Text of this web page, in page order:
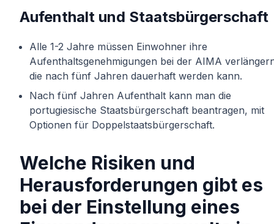
Aufenthalt und Staatsbürgerschaft
Alle 1-2 Jahre müssen Einwohner ihre
Aufenthaltsgenehmigungen bei der AIMA
die nach fünf Jahren dauerhaft werden kann.
Nach fünf Jahren Aufenthalt kann man die
portugiesische Staatsbürgerschaft beantragen, mit
Optionen für Doppelstaatsbürgerschaft.
Welche Risiken und
Herausforderungen gibt es
bei der Einstellung eines